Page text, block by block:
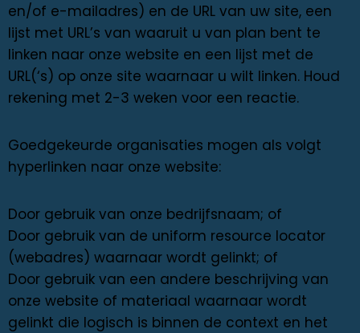
en/of e-mailadres) en de URL van uw site, een
lijst met URL’s van waaruit u van plan bent te
linken naar onze website en een lijst met de
URL(‘s) op onze site waarnaar u wilt linken. Houd
rekening met 2-3 weken voor een reactie.
Goedgekeurde organisaties mogen als volgt
hyperlinken naar onze website:
Door gebruik van onze bedrijfsnaam; of
Door gebruik van de uniform resource locator
(webadres) waarnaar wordt gelinkt; of
Door gebruik van een andere beschrijving van
onze website of materiaal waarnaar wordt
gelinkt die logisch is binnen de context en het